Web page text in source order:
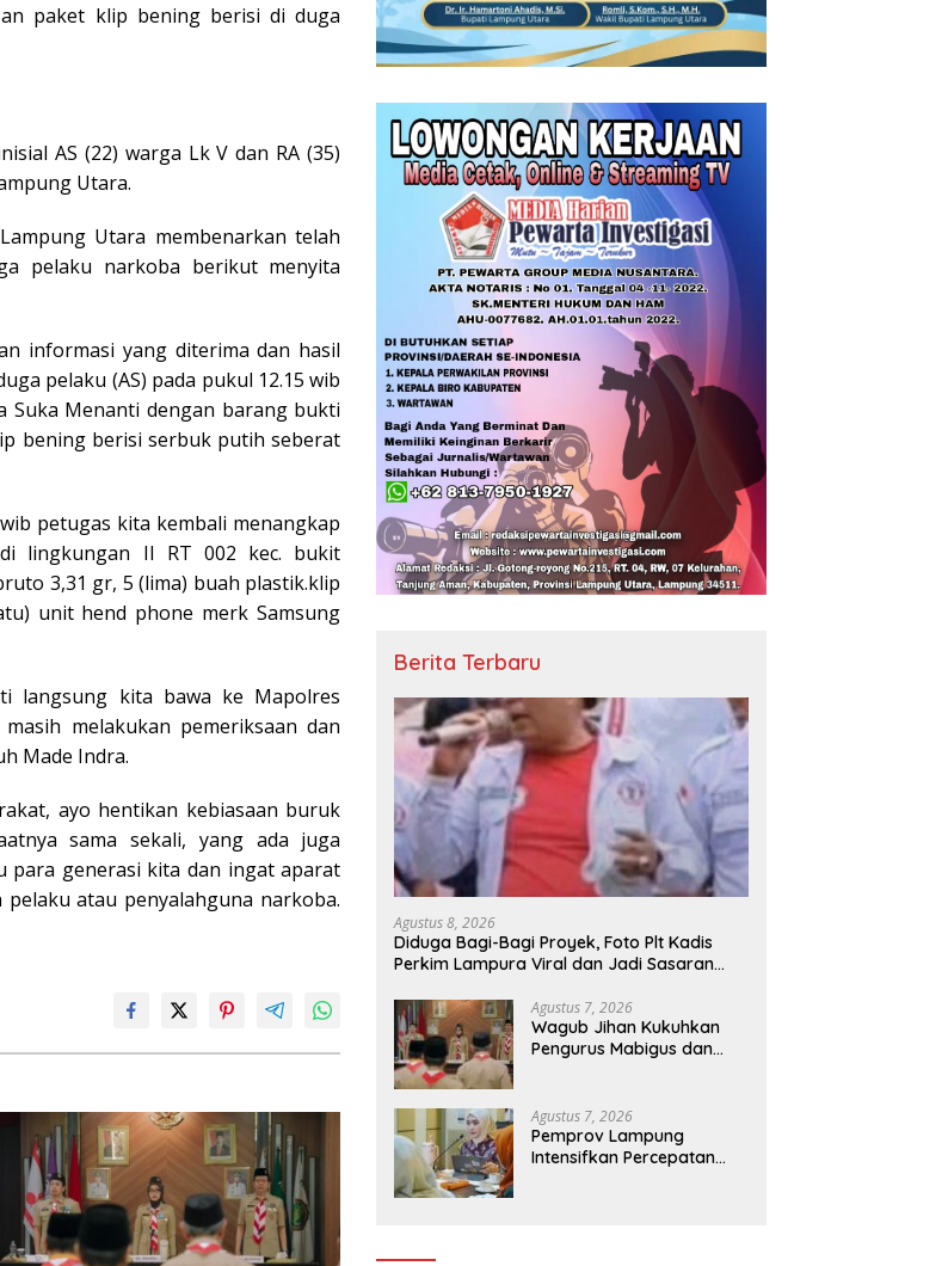
paket klip bening berisi di duga
AS (22) warga Lk V dan RA (35)
Utara.
Utara membenarkan telah
pelaku narkoba berikut menyita
informasi yang diterima dan hasil
pelaku (AS) pada pukul 12.15 wib
Suka Menanti dengan barang bukti
bening berisi serbuk putih seberat
petugas kita kembali menangkap
lingkungan II RT 002 kec. bukit
3,31 gr, 5 (lima) buah plastik.klip
unit hend phone merk Samsung
langsung kita bawa ke Mapolres
melakukan pemeriksaan dan
Made Indra.
ayo hentikan kebiasaan buruk
sama sekali, yang ada juga
para generasi kita dan ingat aparat
atau penyalahguna narkoba.
Berita Terbaru
Agustus 8, 2026
Diduga Bagi-Bagi Proyek, Foto Plt Kadis
Perkim Lampura Viral dan Jadi Sasaran
Agustus 7, 2026
Wagub Jihan Kukuhkan
Pengurus Mabigus dan
Perkuat Karakter Generasi
Muda
Agustus 7, 2026
Pemprov Lampung
Intensifkan Percepatan